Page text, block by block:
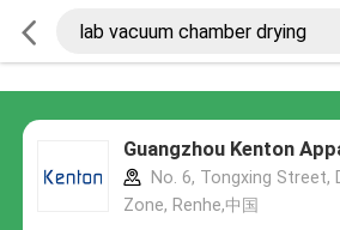
Guangzhou Kenton
No. 6, Tongxing Street,
Zone, Renhe,中国